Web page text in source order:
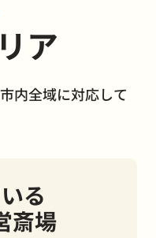
ア
内全域に対応して
る
斎場